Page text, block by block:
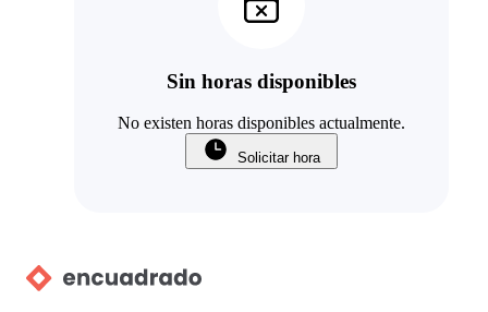
Sin horas disponibles
No existen horas disponibles actualmente.
Solicitar hora